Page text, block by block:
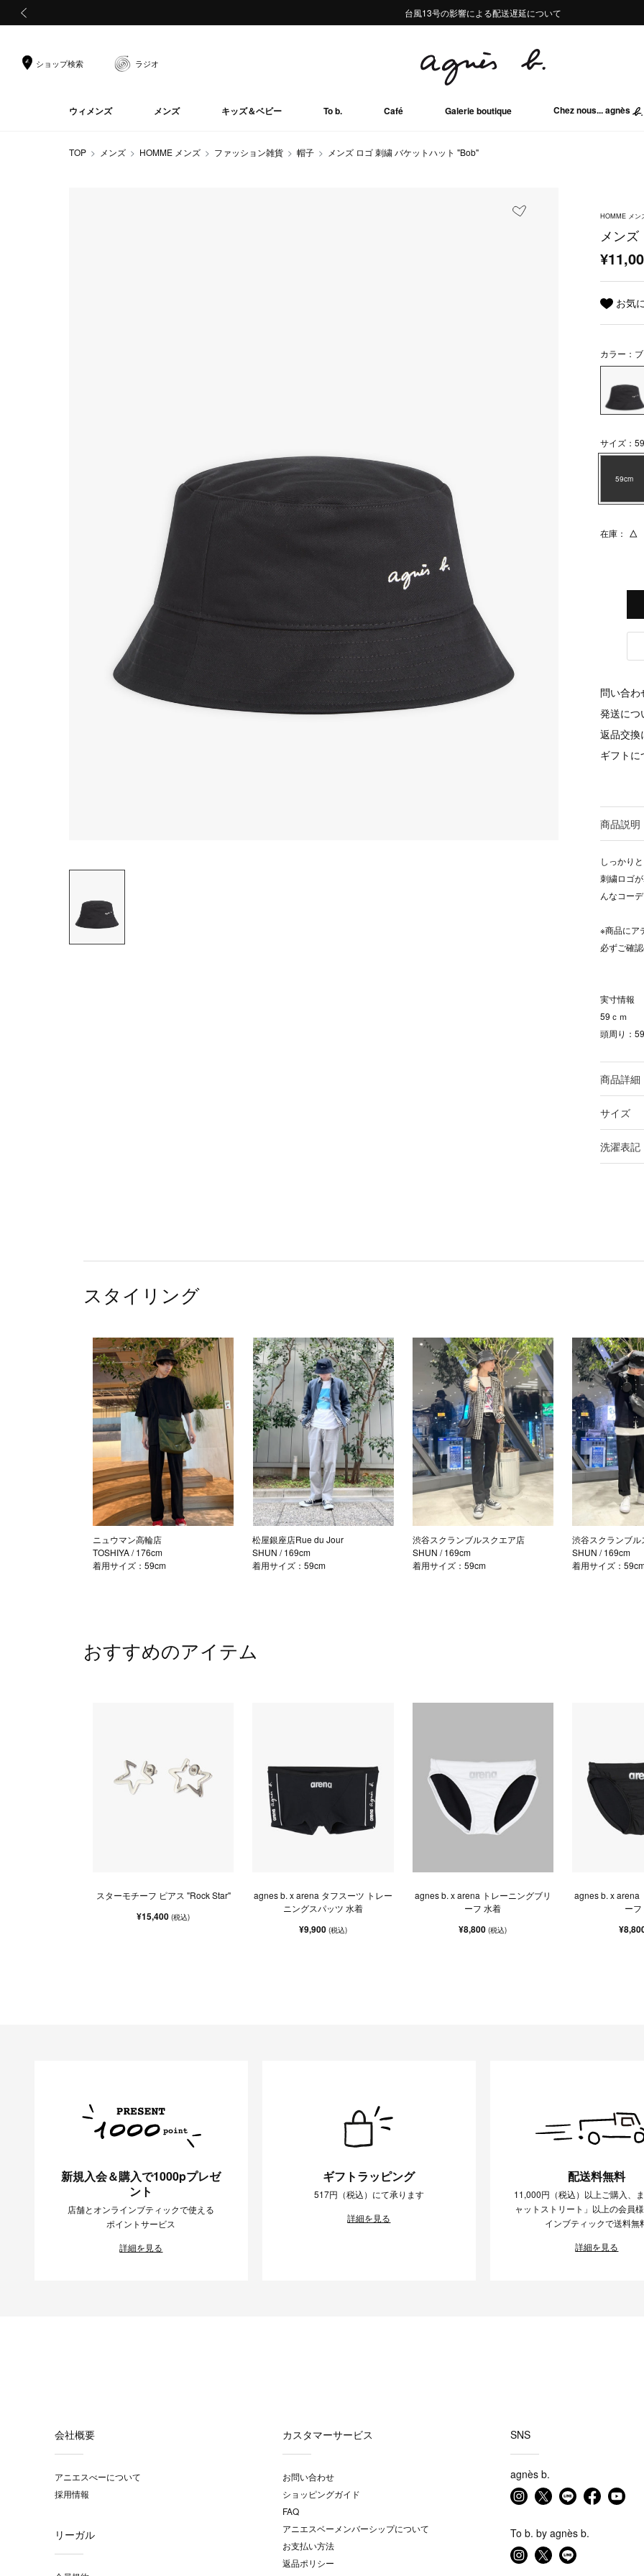
熊本地域地震の影響による配送遅延について
Summer Sale 2buy10%OFF!!
台風13号の影響による配送遅延について
熊本地域地震の影響による配送遅延について
Summer Sale 2buy10%OFF!!
ショップ検索 ラジオ
ウィメンズ メンズ キッズ＆ベビー To b. Café Galerie boutique Chez nous... agnès
TOP メンズ HOMME メンズ ファッション雑貨 帽子 メンズ ロゴ 刺繍 バケットハット "Bob"
HOMME メン
メン
お気
カラー：
サイズ：
59cm
在庫： △
問い合わ
発送につ
返品交換
ギフトに
商品説明
しっかり
刺繍ロゴ
んなコー
※商品にア
必ずご確
実寸情報
59ｃｍ
頭周り：
商品詳細
サイズ
洗濯表記
スタイリング
ニュウマン高輪店
TOSHIYA/ 176cm
着用サイズ：59cm
松屋銀座店Rue du Jour
SHUN/ 169cm
着用サイズ：59cm
渋谷スクランブルスクエア店
SHUN / 169cm
着用サイズ：59cm
渋谷スクランブル
SHUN/ 169cm
着用サイズ：
おすすめのアイテム
スターモチーフ ピアス "Rock Star"
¥15,400(税込)
agnes b. x arena タフスーツ トレー
ニングスパッツ 水着
¥9,900(税込)
agnes b. x arena トレーニングブリ
ーフ 水着
¥8,800(税込)
agnes b. x arena
ー
新規入会＆購入で1000pプレゼ
ント
店舗とオンラインブティックで使える
ポイントサービス
詳細を見る
ギフトラッピング
517円（税込）にて承ります
詳細を見る
配送料無料
11,000円（税込）以上ご購入、
ャットストリート」以上の会員
インブティックで送料無
詳細を見る
会社概要
アニエスべーについて
採用情報
リーガル
カスタマーサービス
お問い合わせ
ショッピングガイド
FAQ
アニエスベーメンバーシップについて
お支払い方法
返品ポリシー
SNS
agnès b.
To b. by agnès b.